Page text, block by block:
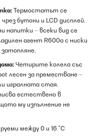
Термостатът се
чрез бутони и LCD дисплей.
напитки – всеки вид се
агент R600a с ниски
Четирите колела със
лесен за преместване –
игралната стая.
естествено в
му изпълнение не
между 0 и 16 °C